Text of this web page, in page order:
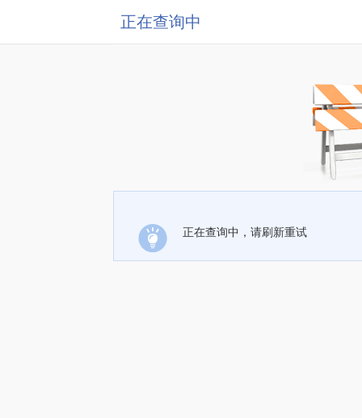
正在查询中
正在查询中，请刷新重试